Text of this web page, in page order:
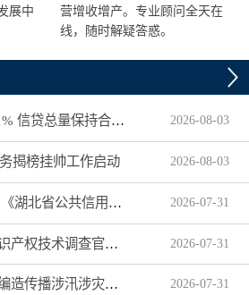
展中
营增收增产。专业顾问全天在
线，随时解疑答惑。
海南上半年贷款增速6.1% 信贷总量保持合理平稳增长 2026-08-03
揭榜挂帅工作启动 2026-08-03
湖北省发改委关于印发 《湖北省公共信用信息目录（2026年版）》的通知 2026-07-31
山东：全省首个海关知识产权技术调查官制度落地济南自贸片区 2026-07-31
公安机关持续严厉打击编造传播涉汛涉灾网络谣言 2026-07-31